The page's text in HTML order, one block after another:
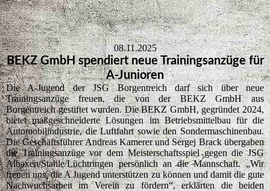
08.11.2025
BEKZ GmbH spendiert neue Trainingsanzüge für
A-Junioren
Die A-Jugend der JSG Borgentreich darf sich über neue
Trainingsanzüge freuen, die von der BEKZ GmbH aus
Borgentreich gestiftet wurden. Die BEKZ GmbH, gegründet 2024,
bietet maßgeschneiderte Lösungen im Betriebsmittelbau für die
Automobilindustrie, die Luftfahrt sowie den Sondermaschinenbau.
Die Geschäftsführer Andreas Kamerer und Sergej Brack übergaben
die Trainingsanzüge vor dem Meisterschaftsspiel gegen die JSG
Albaxen/Stahle/Lüchtringen persönlich an die Mannschaft. „Wir
freuen uns, die A Jugend unterstützen zu können und damit die gute
Nachwuchsarbeit im Verein zu fördern“, erklärten die beiden